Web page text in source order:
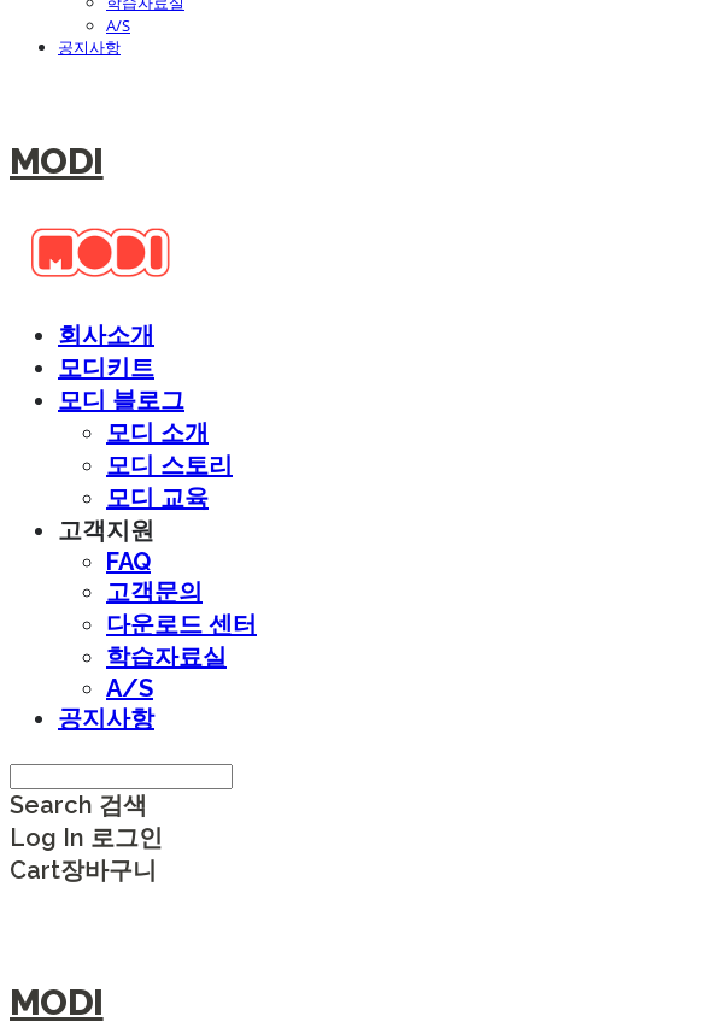
A/S
공지사항
MODI
회사소개
모디키트
모디 블로그
모디 소개
모디 스토리
모디 교육
고객지원
FAQ
고객문의
다운로드 센터
학습자료실
A/S
공지사항
Search 검색
Log In 로그인
Cart장바구니
MODI